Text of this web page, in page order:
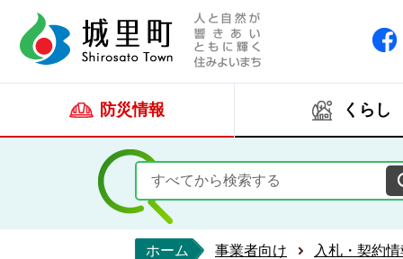
防災情報 くらし
ホーム 事業者向け 入札・契約